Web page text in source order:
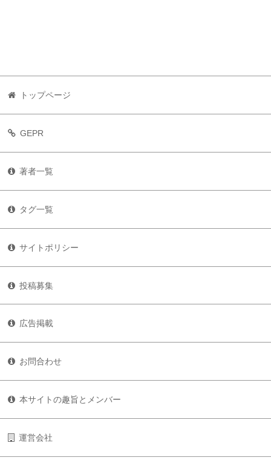
トップページ
GEPR
著者一覧
タグ一覧
サイトポリシー
投稿募集
広告掲載
お問合わせ
本サイトの趣旨とメンバー
運営会社